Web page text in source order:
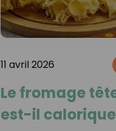
11 avril 2026
Le fromage
est-il calorique